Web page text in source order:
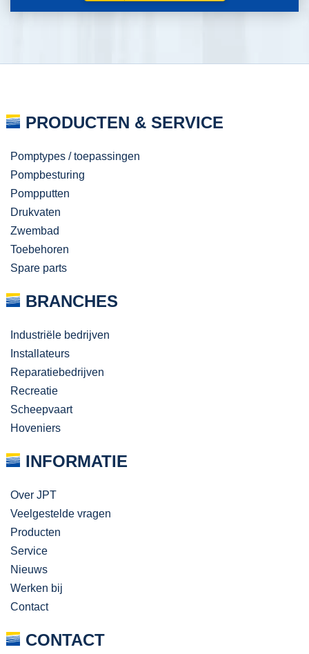
PRODUCTEN & SERVICE
Pomptypes / toepassingen
Pompbesturing
Pompputten
Drukvaten
Zwembad
Toebehoren
Spare parts
BRANCHES
Industriële bedrijven
Installateurs
Reparatiebedrijven
Recreatie
Scheepvaart
Hoveniers
INFORMATIE
Over JPT
Veelgestelde vragen
Producten
Service
Nieuws
Werken bij
Contact
CONTACT